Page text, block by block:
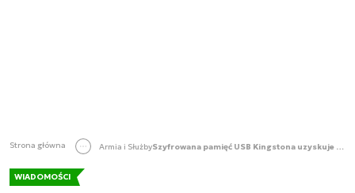
Strona główna Armia i Służby Szyfrowana pamięć USB Kingstona uzyskuje certyfikat NATO Restricted
WIADOMOŚCI